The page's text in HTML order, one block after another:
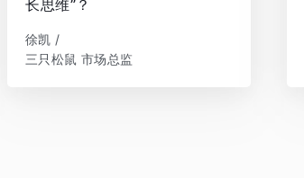
长思维”？
徐凯 /
三只松鼠 市场总监